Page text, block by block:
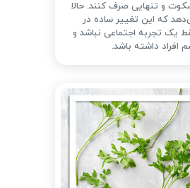
و تنهایی صرف کنند. حالا
که این تغییر ساده در
تجربه اجتماعی نباشد و
افراد داشته باشد.